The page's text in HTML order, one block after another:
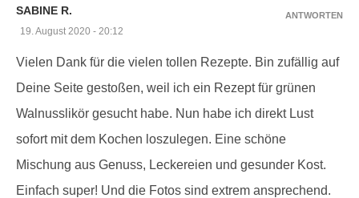
SABINE R.
19. August 2020 - 20:12
Vielen Dank für die vielen tollen Rezepte. Bin zufällig auf
Deine Seite gestoßen, weil ich ein Rezept für grünen
Walnusslikör gesucht habe. Nun habe ich direkt Lust
sofort mit dem Kochen loszulegen. Eine schöne
Mischung aus Genuss, Leckereien und gesunder Kost.
Einfach super! Und die Fotos sind extrem ansprechend.
ANTWORTEN